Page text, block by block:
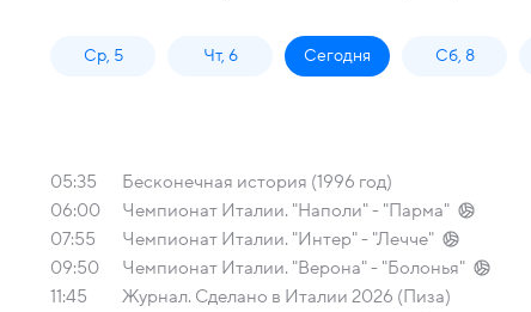
Ср, 5 Чт, 6 Сегодня Сб, 8
05:35
Бесконечная история (1996 год)
06:00
Чемпионат Италии. "Наполи" - "Парма"
07:55
Чемпионат Италии. "Интер" - "Лечче"
09:50
Чемпионат Италии. "Верона" - "Болонья"
11:45
Журнал. Сделано в Италии 2026 (Пиза)